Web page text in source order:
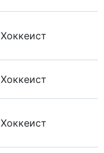
Хоккеист
Хоккеист
Хоккеист